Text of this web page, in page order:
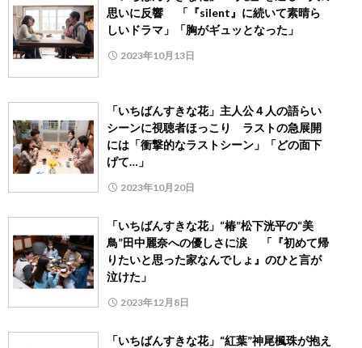
思いに反響 「『silent』に続いて素晴ら
しいドラマ」「胸がギュッとなった」
2023年10月13日
「いちばんすきな花」主人公４人の語らい
シーンに視聴者ほっこり ラストの急展開
には「衝撃的なラストシーン」「どの面下
げて…」
2023年10月20日
「いちばんすきな花」“椿”松下洸平の“美
鳥”田中麗奈への優しさに涙 「『初めて帰
りたいと思った家なんでしょ』のひと言が
泣けた」
2023年12月8日
「いちばんすきな花」“紅葉”神尾楓珠が抱え